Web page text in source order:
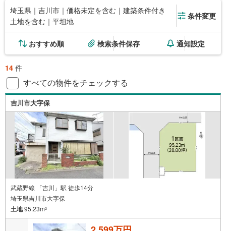
埼玉県｜吉川市｜価格未定を含む｜建築条件付き
土地を含む｜平坦地
条件変更
おすすめ順 検索条件保存 通知設定
14 件
すべての物件をチェックする
吉川市大字保
武蔵野線 「吉川」駅 徒歩14分
埼玉県吉川市大字保
土地95.23m2